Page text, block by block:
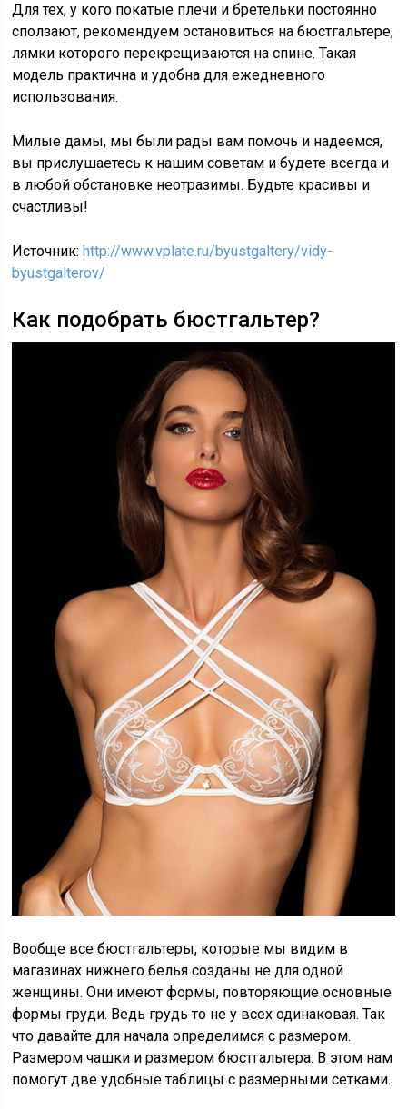
Для тех, у кого покатые плечи и бретельки постоянно
сползают, рекомендуем остановиться на бюстгальтере,
лямки которого перекрещиваются на спине. Такая
модель практична и удобна для ежедневного
использования.
Милые дамы, мы были рады вам помочь и надеемся,
вы прислушаетесь к нашим советам и будете всегда и
в любой обстановке неотразимы. Будьте красивы и
счастливы!
Источник: http://www.vplate.ru/byustgaltery/vidy-
byustgalterov/
Как подобрать бюстгальтер?
Вообще все бюстгальтеры, которые мы видим в
магазинах нижнего белья созданы не для одной
женщины. Они имеют формы, повторяющие основные
формы груди. Ведь грудь то не у всех одинаковая. Так
что давайте для начала определимся с размером.
Размером чашки и размером бюстгальтера. В этом нам
помогут две удобные таблицы с размерными сетками.